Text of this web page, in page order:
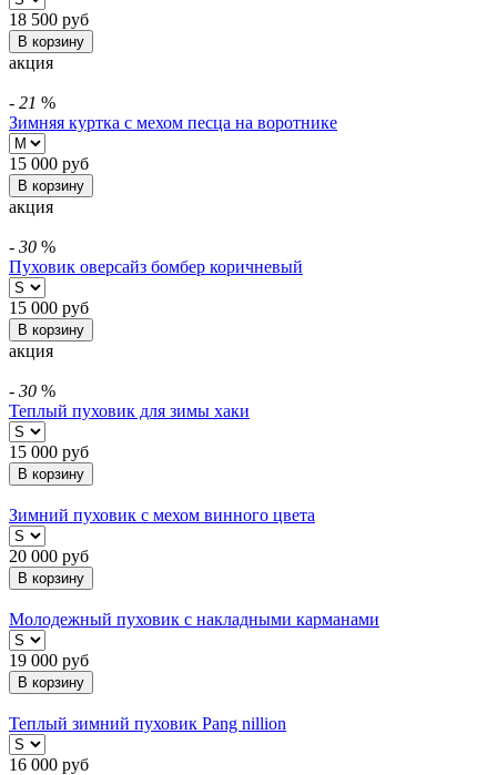
18 500 руб
В корзину
акция
- 21 %
Зимняя куртка с мехом песца на воротнике
15 000 руб
В корзину
акция
- 30 %
Пуховик оверсайз бомбер коричневый
15 000 руб
В корзину
акция
- 30 %
Теплый пуховик для зимы хаки
15 000 руб
В корзину
Зимний пуховик с мехом винного цвета
20 000 руб
В корзину
Молодежный пуховик с накладными карманами
19 000 руб
В корзину
Теплый зимний пуховик Pang nillion
16 000 руб